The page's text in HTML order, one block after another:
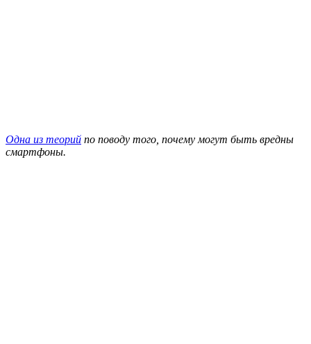
Одна из теорий по поводу того, почему могут быть вредны
смартфоны.